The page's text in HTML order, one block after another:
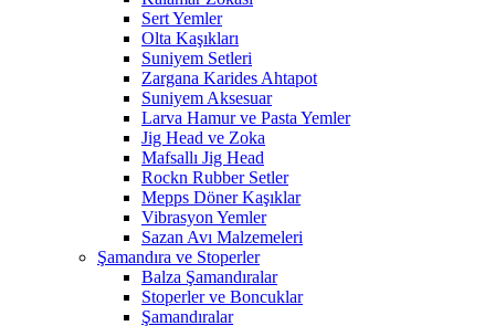
Sert Yemler
Olta Kaşıkları
Suniyem Setleri
Zargana Karides Ahtapot
Suniyem Aksesuar
Larva Hamur ve Pasta Yemler
Jig Head ve Zoka
Mafsallı Jig Head
Rockn Rubber Setler
Mepps Döner Kaşıklar
Vibrasyon Yemler
Sazan Avı Malzemeleri
Şamandıra ve Stoperler
Balza Şamandıralar
Stoperler ve Boncuklar
Şamandıralar